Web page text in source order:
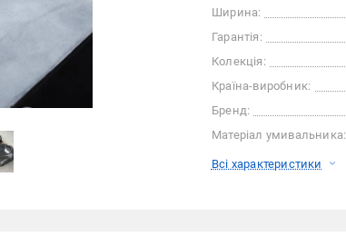
Ширина:
Гарантія:
Колекція:
Країна-виробник:
Бренд:
Матеріал умивальника:
Всі характеристики